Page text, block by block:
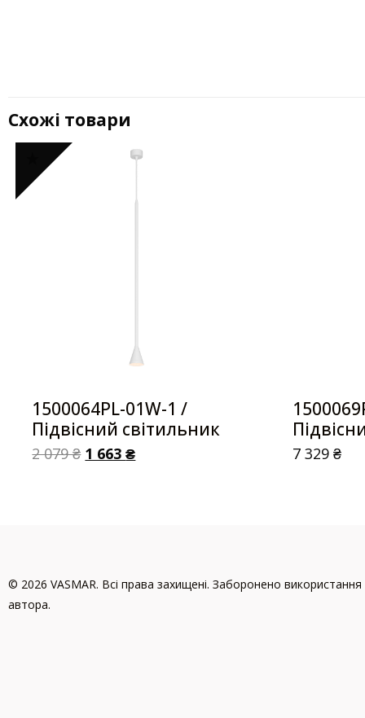
Схожі товари
1500064PL-01W-1 /
Підвісний світильник
2 079₴ 1 663₴ 7 329₴
© 2026 VASMAR. Всі права захищені. Заборонено використання
автора.